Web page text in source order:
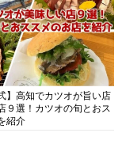
】高知でカツオが旨い店
９選！カツオの旬とおス
紹介